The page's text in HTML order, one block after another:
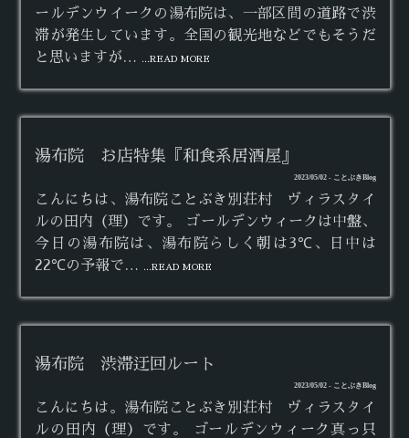
ールデンウイークの湯布院は、一部区間の道路で渋
滞が発生しています。全国の観光地などでもそうだ
と思いますが…
...READ MORE
湯布院 お店特集『和食系居酒屋』
2023/05/02 - ことぶきBlog
こんにちは、湯布院ことぶき別荘村 ヴィラスタイ
ルの田内（理）です。 ゴールデンウィークは中盤、
今日の湯布院は、湯布院らしく朝は3℃、日中は
22℃の予報で…
...READ MORE
湯布院 渋滞迂回ルート
2023/05/02 - ことぶきBlog
こんにちは。湯布院ことぶき別荘村 ヴィラスタイ
ルの田内（理）です。 ゴールデンウィーク真っ只